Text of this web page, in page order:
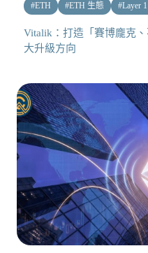
#ETH #ETH 生態 #Layer
Vitalik：打造「賽博龐克
大升級方向